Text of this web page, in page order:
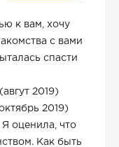
к вам, хочу
с вами
спасти
2019)
2019)
оценила, что
Как быть